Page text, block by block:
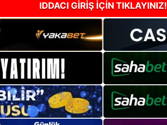
IDDACI GİRİŞ İÇİN TIKLAYINIZ!